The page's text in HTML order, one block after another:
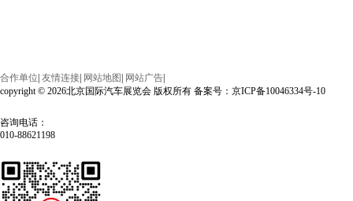
合作单位 友情连接 网站地图 网站广告
copyright © 2026北京国际汽车展览会 版权所有 备案号：京ICP备10046334号-10
咨询电话：
010-88621198